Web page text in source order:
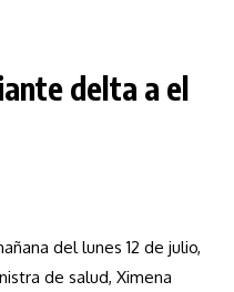
delta a el
del lunes 12 de julio,
de salud, Ximena